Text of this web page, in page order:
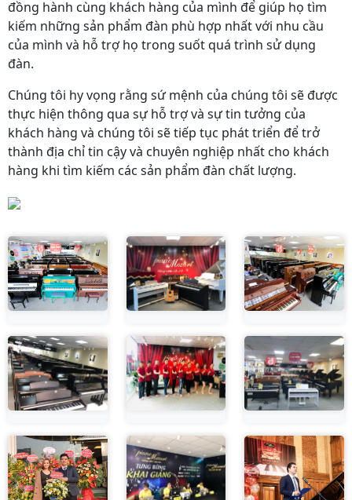
đồng hành cùng khách hàng của mình để giúp họ tìm
kiếm những sản phẩm đàn phù hợp nhất với nhu cầu
của mình và hỗ trợ họ trong suốt quá trình sử dụng
đàn.
Chúng tôi hy vọng rằng sứ mệnh của chúng tôi sẽ được
thực hiện thông qua sự hỗ trợ và sự tin tưởng của
khách hàng và chúng tôi sẽ tiếp tục phát triển để trở
thành địa chỉ tin cậy và chuyên nghiệp nhất cho khách
hàng khi tìm kiếm các sản phẩm đàn chất lượng.